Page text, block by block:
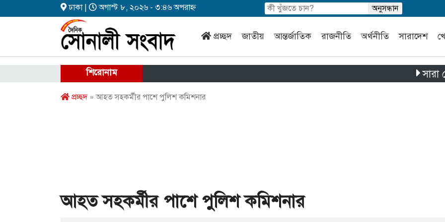
ঢাকা | অগাস্ট ৮, ২০২৬ - ৩:৪৬ অপরাহ্ন
প্রচ্ছদ জাতীয় আন্তর্জাতিক রাজনীতি অর্থনীতি সারাদেশ
শিরোনাম সারা দেশে
প্রচ্ছদ» আহত সহকর্মীর পাশে পুলিশ কমিশনার
আহত সহকর্মীর পাশে পুলিশ কমিশনার